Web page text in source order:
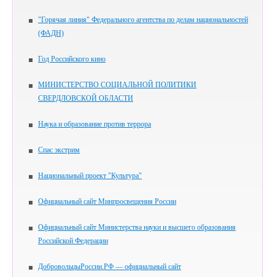
"Горячая линия" Федерального агентства по делам национальностей
(ФАДН)
Год Российского кино
МИНИСТЕРСТВО СОЦИАЛЬНОЙ ПОЛИТИКИ
СВЕРДЛОВСКОЙ ОБЛАСТИ
Наука и образование против террора
Спас экстрим
Национальный проект "Культура"
Официальный сайт Минпросвещения России
Официальный сайт Министерства науки и высшего образования
Российской Федерации
ДобровольцыРоссии.РФ — официальный сайт